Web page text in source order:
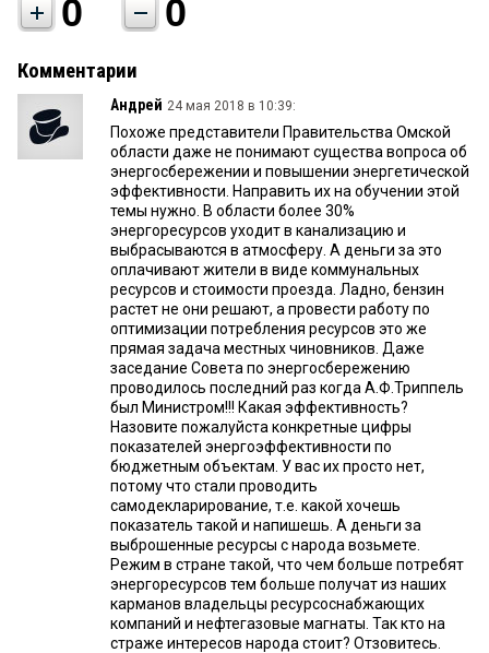
0 0
Комментарии
Андрей 24 мая 2018 в 10:39:
Похоже представители Правительства Омской
области даже не понимают существа вопроса об
энергосбережении и повышении энергетической
эффективности. Направить их на обучении этой
темы нужно. В области более 30%
энергоресурсов уходит в канализацию и
выбрасываются в атмосферу. А деньги за это
оплачивают жители в виде коммунальных
ресурсов и стоимости проезда. Ладно, бензин
растет не они решают, а провести работу по
оптимизации потребления ресурсов это же
прямая задача местных чиновников. Даже
заседание Совета по энергосбережению
проводилось последний раз когда А.Ф.Триппель
был Министром!!! Какая эффективность?
Назовите пожалуйста конкретные цифры
показателей энергоэффективности по
бюджетным объектам. У вас их просто нет,
потому что стали проводить
самодекларирование, т.е. какой хочешь
показатель такой и напишешь. А деньги за
выброшенные ресурсы с народа возьмете.
Режим в стране такой, что чем больше потребят
энергоресурсов тем больше получат из наших
карманов владельцы ресурсоснабжающих
компаний и нефтегазовые магнаты. Так кто на
страже интересов народа стоит? Отзовитесь.